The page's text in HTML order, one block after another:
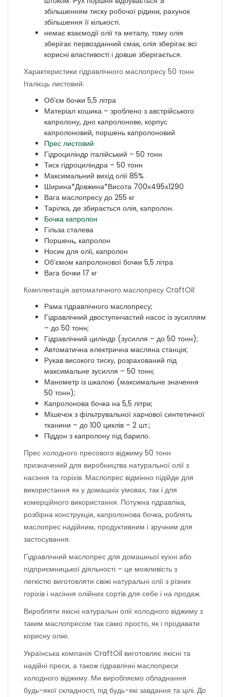
збільшенням тиску робочої рідини, рахунок
збільшення її кількості.
немає взаємодії олії та металу, тому олія
зберігає первозданний смак, олія зберігає всі
корисні властивості і довше зберігається.
Характеристики гідравлічного маслопресу 50 тонн
Італієць листовий:
Об’єм бочки 5,5 літра
Матеріал кошика – зроблено з австрійського
капролону, дно капролонове, корпус
капролоновий, поршень капролоновий
Прес листовий
Гідроциліндр італійський – 50 тонн
Тиск гідроциліндра – 50 тонн
Максимальний вихід олії 85%
Ширина*Довжина*Висота 700х495х1290
Вага маслопресу до 255 кг
Тарілка, де збирається олія, капролон.
Бочка капролон
Гільза сталева
Поршень, капролон
Носик для олії, капролон
Об’ємом капролонової бочки 5,5 літра
Вага бочки 17 кг
Комплектація автоматичного маслопресу CraftOil:
Рама гідравлічного маслопресу;
Гідравлічний двоступінчастий насос із зусиллям
– до 50 тонн;
Гідравлічний циліндр (зусилля – до 50 тонн);
Автоматична електрична масляна станція;
Рукав високого тиску, розрахований під
максимальне зусилля – 50 тонн;
Манометр із шкалою (максимальне значення
50 тонн);
Капролонова бочка на 5,5 літри;
Мішечок з фільтрувальної харчової синтетичної
тканини – до 100 циклів – 2 шт.;
Піддон з капролону під барило.
Прес холодного пресового віджиму 50 тонн
призначений для виробництва натуральної олії з
насіння та горіхів. Маслопрес відмінно підійде для
використання як у домашніх умовах, так і для
комерційного використання. Потужна гідравліка,
розбірна конструкція, капролонова бочка, роблять
маслопрес надійним, продуктивним і зручним для
застосування.
Гідравлічний маслопрес для домашньої кухні або
підприємницької діяльності – це можливість з
легкістю виготовляти свіжі натуральні олії з різних
горіхів і насіння олійних сортів для себе і на продаж.
Виробляти якісні натуральні олії холодного віджиму з
таким маслопресом так само просто, як і продавати
корисну олію.
Українська компанія CraftOil виготовляє якісні та
надійні преси, а також гідравлічні маслопреси
холодного віджиму. Ми виробляємо обладнання
будь-якої складності, під будь-які завдання та цілі. До